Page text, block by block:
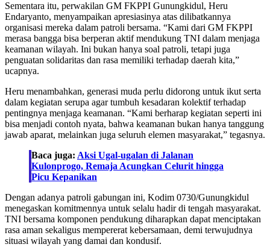
Sementara itu, perwakilan GM FKPPI Gunungkidul, Heru
Endaryanto, menyampaikan apresiasinya atas dilibatkannya
organisasi mereka dalam patroli bersama. “Kami dari GM FKPPI
merasa bangga bisa berperan aktif mendukung TNI dalam menjaga
keamanan wilayah. Ini bukan hanya soal patroli, tetapi juga
penguatan solidaritas dan rasa memiliki terhadap daerah kita,”
ucapnya.
Heru menambahkan, generasi muda perlu didorong untuk ikut serta
dalam kegiatan serupa agar tumbuh kesadaran kolektif terhadap
pentingnya menjaga keamanan. “Kami berharap kegiatan seperti ini
bisa menjadi contoh nyata, bahwa keamanan bukan hanya tanggung
jawab aparat, melainkan juga seluruh elemen masyarakat,” tegasnya.
Baca juga: Aksi Ugal-ugalan di Jalanan
Kulonprogo, Remaja Acungkan Celurit hingga
Picu Kepanikan
Dengan adanya patroli gabungan ini, Kodim 0730/Gunungkidul
menegaskan komitmennya untuk selalu hadir di tengah masyarakat.
TNI bersama komponen pendukung diharapkan dapat menciptakan
rasa aman sekaligus mempererat kebersamaan, demi terwujudnya
situasi wilayah yang damai dan kondusif.